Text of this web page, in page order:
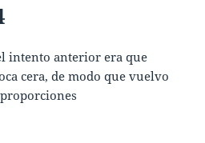
intento anterior era que
cera, de modo que vuelvo